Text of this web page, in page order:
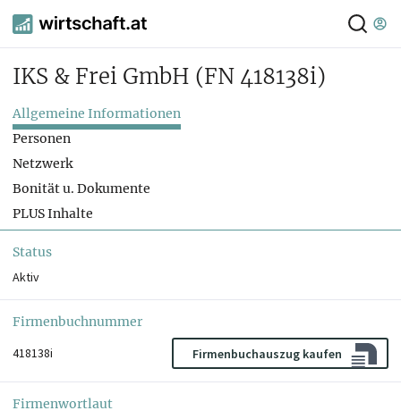
IKS & Frei GmbH (FN 418138i)
Allgemeine Informationen
Personen
Netzwerk
Bonität u. Dokumente
PLUS Inhalte
Status
Aktiv
Firmenbuchnummer
418138i
Firmenbuchauszug kaufen
Firmenwortlaut